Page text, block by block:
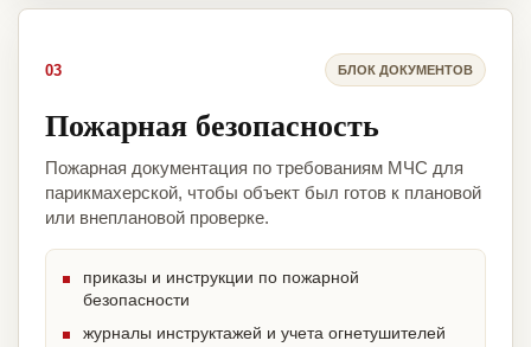
03 БЛОК ДОКУМЕНТОВ
Пожарная безопасность
Пожарная документация по требованиям МЧС для
парикмахерской, чтобы объект был готов к плановой
или внеплановой проверке.
приказы и инструкции по пожарной
безопасности
журналы инструктажей и учета огнетушителей